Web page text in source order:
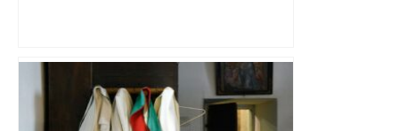
Près de Toulouse : dans cette zone
économique, un axe majeur va être
fermé en fin de soirée, voici les